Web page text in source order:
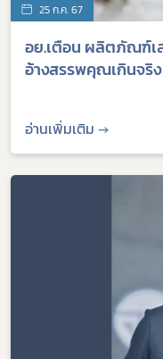
25 ก.ค. 67
อย.เตือน ผลิตภัณฑ์เ
อ้างสรรพคุณเกินจริ
อ่านเพิ่มเติม →